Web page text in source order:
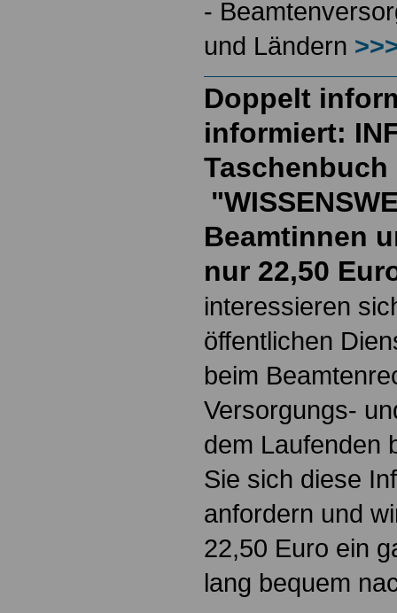
-
und Ländern
Doppelt
informiert:
Taschenbuch
Beamtinnen
nur 22,50
interessieren
öffentlichen
beim
Versorgungs-
dem Laufenden
Sie sich diese
anfordern und
22,50 Euro ein
lang bequem